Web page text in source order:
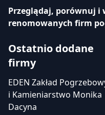
Przeglądaj, porównuj i
renomowanych firm
Ostatnio dodane
firmy
EDEN Zakład
i Kamieniarstwo Monika
Dacyna